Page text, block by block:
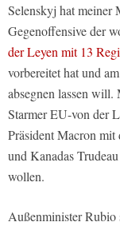
Selenskyj hat meiner
Gegenoffensive der
der Leyen mit 13
vorbereitet hat und
absegnen lassen
Starmer EU-von der
Präsident Macron mit
und Kanadas
wollen.
Außenminister Rubio